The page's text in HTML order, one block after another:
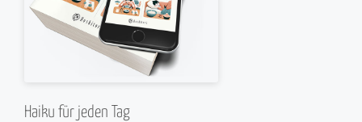
Haiku für jeden Tag